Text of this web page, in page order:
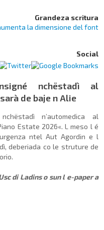
Grandeza scritura
Social
nchëstadì al
de baje n Alie
n’automedica al
Estate 2026«. L meso l é
ntel Aut Agordin e l
deberiada co le stru­ture de
di Ladins o sun l e-paper a